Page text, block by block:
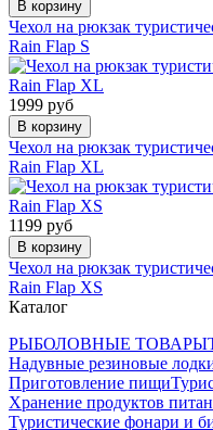
В корзину
Чехол на рюкзак
Rain Flap S
1999 руб
В корзину
Чехол на рюкзак
Rain Flap XL
1199 руб
В корзину
Чехол на рюкзак
Rain Flap XS
Каталог
РЫБОЛОВНЫЕ ТОВАРЫ
Надувные резиновые
Приготовление пищи
Хранение продуктов
Туристические фонари и